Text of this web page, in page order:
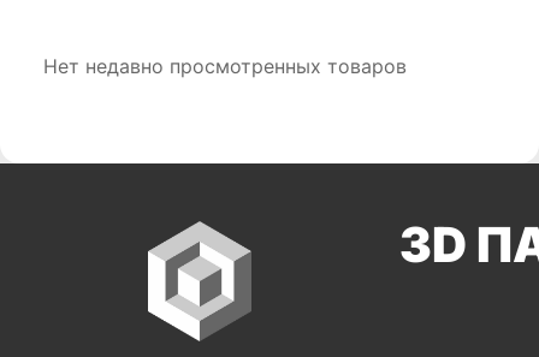
Нет недавно просмотренных товаров
3D